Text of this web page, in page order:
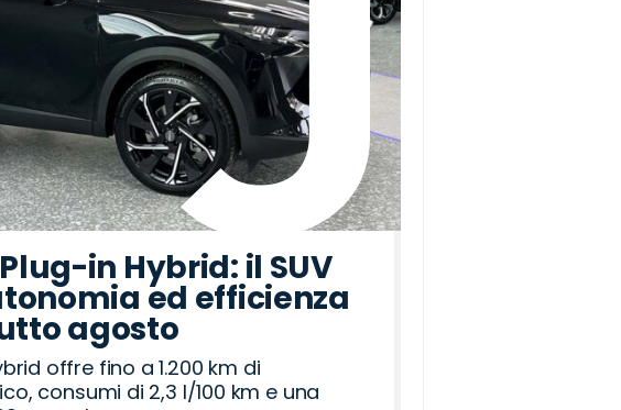
in Hybrid: il SUV
ed efficienza
agosto
offre fino a 1.200 km di
consumi di 2,3 l/100 km e una